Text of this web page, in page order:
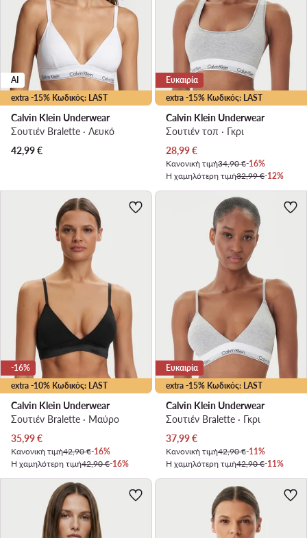
extra -15% Κωδικός: LAST
AI
Calvin Klein Underwear
Σουτιέν Bralette · Λευκό
42,99€
extra -15% Κωδικός: LAST
Ευκαιρία
Calvin Klein Underwear
Σουτιέν τοπ · Γκρι
Τρέχουσα τιμή
28,99€
Κανονική τιμή34,90 €-16%
Η χαμηλότερη τιμή32,99 €-12%
extra -10% Κωδικός: LAST
-16%
Calvin Klein Underwear
Σουτιέν Bralette · Μαύρο
Τρέχουσα τιμή
35,99€
Κανονική τιμή42,90 €-16%
Η χαμηλότερη τιμή42,90 €-16%
extra -15% Κωδικός: LAST
Ευκαιρία
Calvin Klein Underwear
Σουτιέν Bralette · Γκρι
Τρέχουσα τιμή
37,99€
Κανονική τιμή42,90 €-11%
Η χαμηλότερη τιμή42,90 €-11%